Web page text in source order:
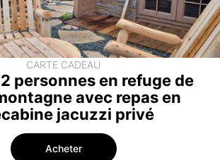
CARTE CADEAU
personnes en refuge de
avec repas en
jacuzzi privé
Acheter